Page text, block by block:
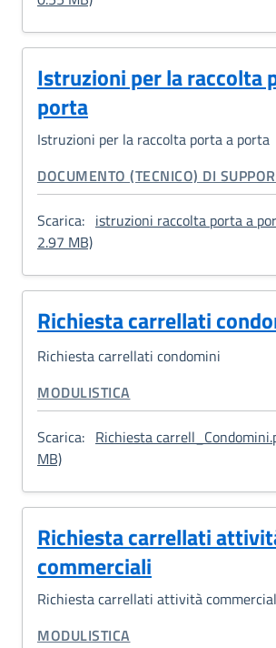
Istruzioni per la raccolta
porta
Istruzioni per la raccolta porta a porta
CATEGORIA CORRELATA:
DOCUMENTO (TECNICO) DI
Scarica: istruzioni raccolta porta a
2.97 MB): Istruzioni per la raccolta
Richiesta carrellati
Richiesta carrellati condomini
CATEGORIA CORRELATA:
MODULISTICA
Scarica: Richiesta
MB): Richiesta carrellati condomini
Richiesta carrellati
commerciali
Richiesta carrellati attività
CATEGORIA CORRELATA:
MODULISTICA